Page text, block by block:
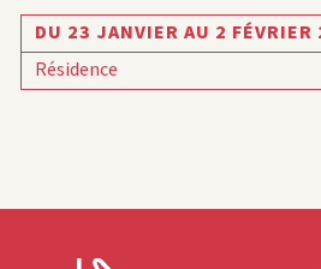
DU 23 JANVIER AU 2 FÉVRIER
Résidence